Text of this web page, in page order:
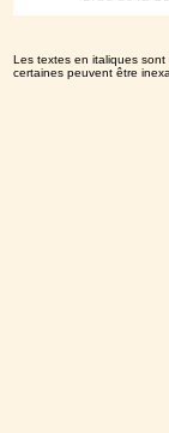
Les textes en italiques
certaines peuvent être